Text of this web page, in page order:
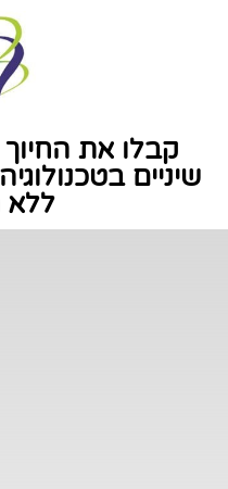
קבלו את
שיניים
ללא